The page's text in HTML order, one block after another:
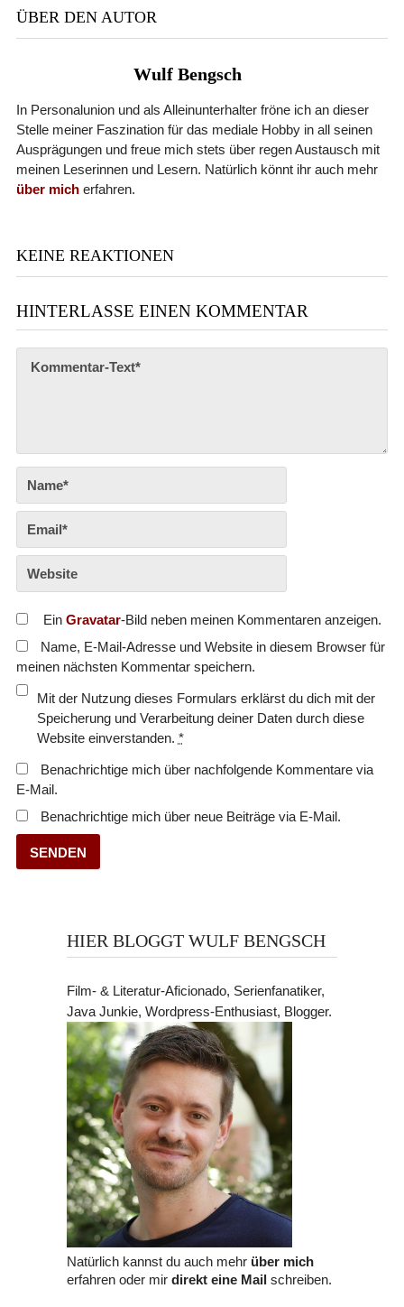
ÜBER DEN AUTOR
Wulf Bengsch
In Personalunion und als Alleinunterhalter fröne ich an dieser
Stelle meiner Faszination für das mediale Hobby in all seinen
Ausprägungen und freue mich stets über regen Austausch mit
meinen Leserinnen und Lesern. Natürlich könnt ihr auch mehr
über micherfahren.
KEINE REAKTIONEN
HINTERLASSE EINEN KOMMENTAR
Ein Gravatar-Bild neben meinen Kommentaren anzeigen.
Name, E-Mail-Adresse und Website in diesem Browser für
meinen nächsten Kommentar speichern.
Mit der Nutzung dieses Formulars erklärst du dich mit der
Speicherung und Verarbeitung deiner Daten durch diese
Website einverstanden. *
Benachrichtige mich über nachfolgende Kommentare via
E-Mail.
Benachrichtige mich über neue Beiträge via E-Mail.
HIER BLOGGT WULF BENGSCH
Film- & Literatur-Aficionado, Serienfanatiker,
Java Junkie, Wordpress-Enthusiast, Blogger.
Natürlich kannst du auch mehr über mich
erfahren oder mir direkt eine Mailschreiben.